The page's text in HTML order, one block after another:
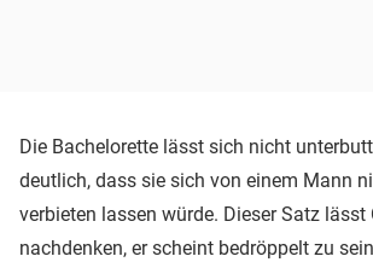
Die Bachelorette lässt sich nicht
deutlich, dass sie sich von einem Mann
verbieten lassen würde. Dieser Satz lässt
nachdenken, er scheint bedröppelt zu